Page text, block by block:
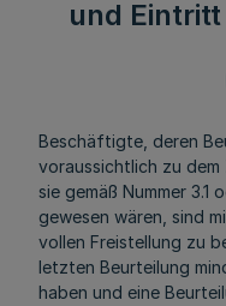
und
Beschäftigte, deren
voraussichtlich zu
sie gemäß Nummer 3.1
gewesen wären, sind
vollen Freistellung zu
letzten Beurteilung
haben und eine